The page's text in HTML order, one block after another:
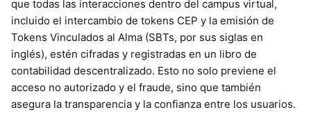
que todas las interacciones dentro del campus virtual,
incluido el intercambio de tokens CEP y la emisión de
Tokens Vinculados al Alma (SBTs, por sus siglas en
inglés), estén cifradas y registradas en un libro de
contabilidad descentralizado. Esto no solo previene el
acceso no autorizado y el fraude, sino que también
asegura la transparencia y la confianza entre los usuarios.